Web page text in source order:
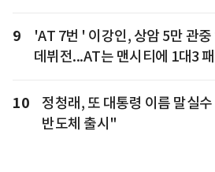
9
'AT 7번 ' 이강인, 상암 5만 관
데뷔전...AT는 맨시티에 1대3
10
정청래, 또 대통령 이름 말실
반도체 출시"